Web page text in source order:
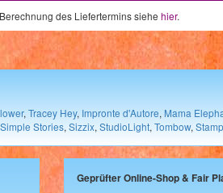
des Liefertermins siehe hier.
, Tracey Hey, Impronte d'Autore, Mama
Simple Stories, Sizzix, StudioLight, Tombow,
Geprüfter Online-Shop & Fair